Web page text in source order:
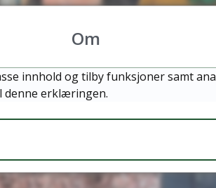
Om
innhold og tilby funksjoner samt
denne erklæringen.